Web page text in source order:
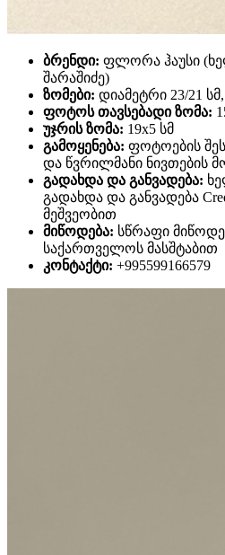
ბრენდი: ფლორა ჰაუსი
შარაშიძე)
ზომები: დიამეტრი 23/21
ფოტოს თავსებადი ზომა:
უჯრის ზომა: 19x5 სმ
გამოყენება: ფოტოების
და წვრილმანი ნივთების
გადახდა და განვადება:
გადახდა და განვადება
მეშვეობით
მიწოდება: სწრაფი
საქართველოს მასშტაბით
კონტაქტი: +995599166579